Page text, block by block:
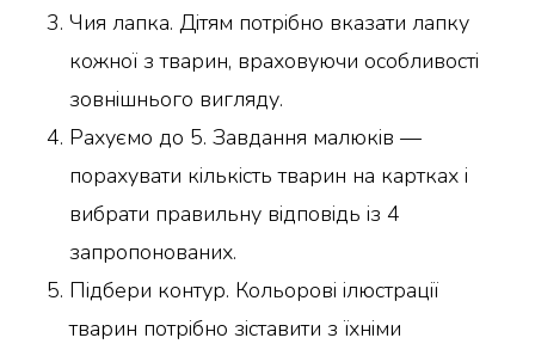
Чия лапка. Дітям потрібно вказати лапку
кожної з тварин, враховуючи особливості
зовнішнього вигляду.
Рахуємо до 5. Завдання малюків —
порахувати кількість тварин на картках і
вибрати правильну відповідь із 4
запропонованих.
Підбери контур. Кольорові ілюстрації
тварин потрібно зіставити з їхніми